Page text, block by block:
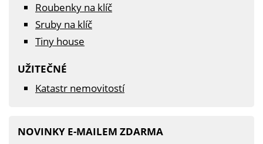
Roubenky na klíč
Sruby na klíč
Tiny house
UŽITEČNÉ
Katastr nemovitostí
NOVINKY E-MAILEM ZDARMA